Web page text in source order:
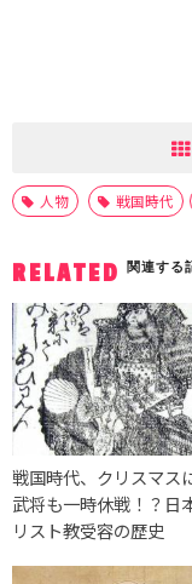
人物 戦国時代
RELATED 関連する
戦国時代、クリスマス
武将も一時休戦！？日
リスト教受容の歴史